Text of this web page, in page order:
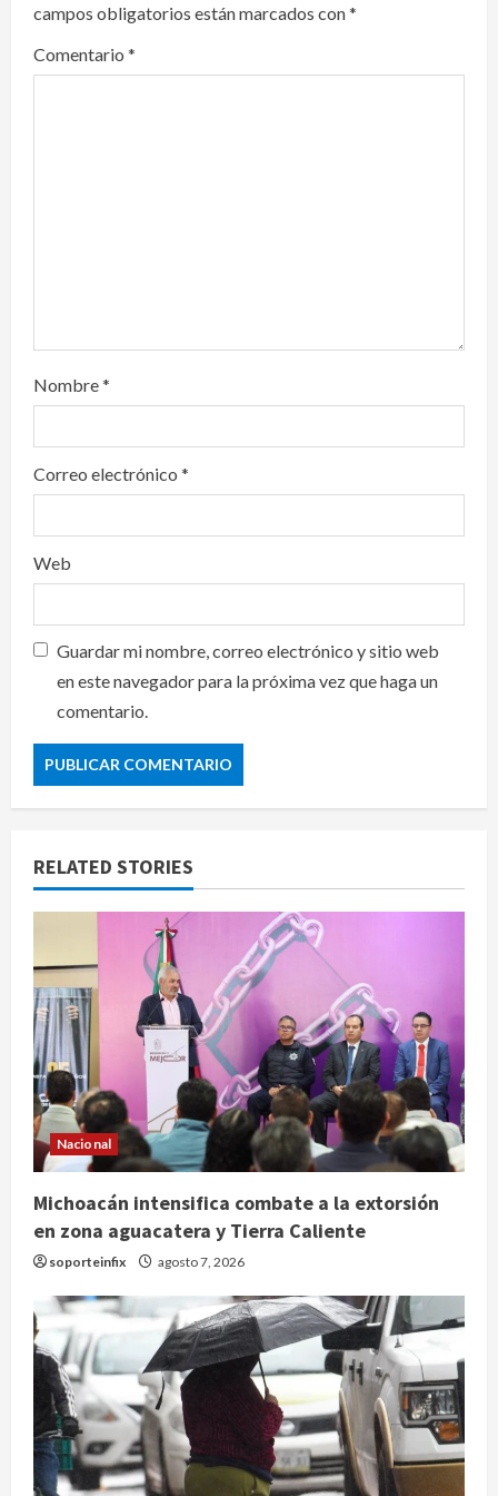
a
campos obligatorios están marcados con*
Comentario *
Nombre*
Correo electrónico *
Web
Guardar mi nombre, correo electrónico y sitio web
en este navegador para la próxima vez que haga un
comentario.
RELATED STORIES
Nacional
Michoacán intensifica combate a la extorsión
en zona aguacatera y Tierra Caliente
soporteinfix agosto 7, 2026